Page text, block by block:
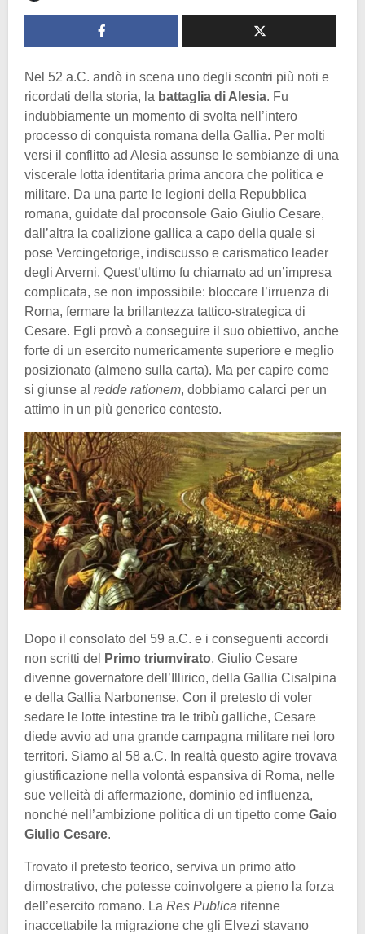
Nel 52 a.C. andò in scena uno degli scontri più noti e
ricordati della storia, la battaglia di Alesia. Fu
indubbiamente un momento di svolta nell’intero
processo di conquista romana della Gallia. Per molti
versi il conflitto ad Alesia assunse le sembianze di una
viscerale lotta identitaria prima ancora che politica e
militare. Da una parte le legioni della Repubblica
romana, guidate dal proconsole Gaio Giulio Cesare,
dall’altra la coalizione gallica a capo della quale si
pose Vercingetorige, indiscusso e carismatico leader
degli Arverni. Quest’ultimo fu chiamato ad un’impresa
complicata, se non impossibile: bloccare l’irruenza di
Roma, fermare la brillantezza tattico-strategica di
Cesare. Egli provò a conseguire il suo obiettivo, anche
forte di un esercito numericamente superiore e meglio
posizionato (almeno sulla carta). Ma per capire come
si giunse al redde rationem, dobbiamo calarci per un
attimo in un più generico contesto.
Dopo il consolato del 59 a.C. e i conseguenti accordi
non scritti del
Primo triumvirato, Giulio Cesare
divenne governatore dell’Illirico, della Gallia Cisalpina
e della Gallia Narbonense. Con il pretesto di voler
sedare le lotte intestine tra le tribù galliche, Cesare
diede avvio ad una grande campagna militare nei loro
territori. Siamo al 58 a.C. In realtà questo agire trovava
giustificazione nella volontà espansiva di Roma, nelle
sue velleità di affermazione, dominio ed influenza,
nonché nell’ambizione politica di un tipetto come Gaio
Giulio Cesare.
Trovato il pretesto teorico, serviva un primo atto
dimostrativo, che potesse coinvolgere a pieno la forza
dell’esercito romano. La Res Publica ritenne
inaccettabile la migrazione che gli Elvezi stavano